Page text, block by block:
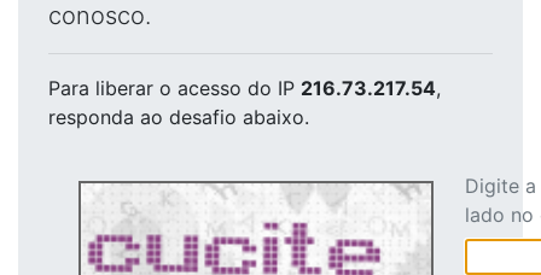
conosco.
Para liberar o acesso do IP 216.73.217.54,
responda ao desafio abaixo.
Digite
lado no